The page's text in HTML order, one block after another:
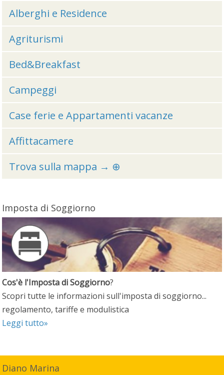
Alberghi e Residence
Agriturismi
Bed&Breakfast
Campeggi
Case ferie e Appartamenti vacanze
Affittacamere
Trova sulla mappa → ⊕
Imposta di Soggiorno
Cos'è l'Imposta di Soggiorno?
Scopri tutte le informazioni sull'imposta di soggiorno...
regolamento, tariffe e modulistica
Leggi tutto»
Diano Marina